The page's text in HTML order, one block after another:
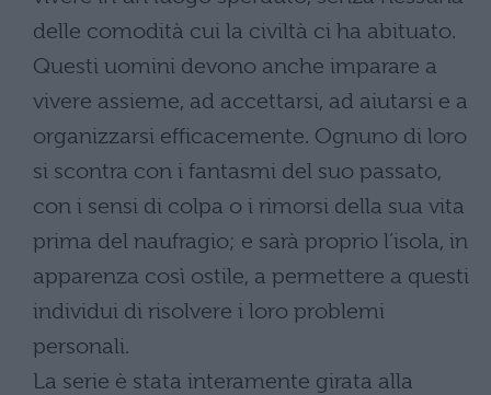
delle comodità cui la civiltà ci ha abituato.
Questi uomini devono anche imparare a
vivere assieme, ad accettarsi, ad aiutarsi e a
organizzarsi efficacemente. Ognuno di loro
si scontra con i fantasmi del suo passato,
con i sensi di colpa o i rimorsi della sua vita
prima del naufragio; e sarà proprio l’isola, in
apparenza così ostile, a permettere a questi
individui di risolvere i loro problemi
personali.
La serie è stata interamente girata alla